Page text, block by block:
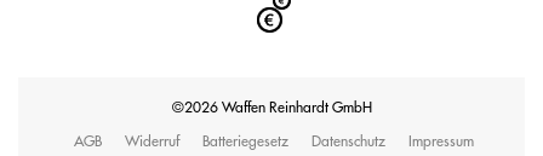
©2026 Waffen Reinhardt GmbH
AGB
Widerruf Batteriegesetz Datenschutz
Impressum